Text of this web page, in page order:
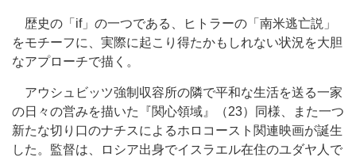
歴史の「if」の一つである、ヒトラーの「南米逃亡説」
をモチーフに、実際に起こり得たかもしれない状況を大胆
なアプローチで描く。
アウシュビッツ強制収容所の隣で平和な生活を送る一家
の日々の営みを描いた『関心領域』（23）同様、また一つ
新たな切り口のナチスによるホロコースト関連映画が誕生
した。監督は、ロシア出身でイスラエル在住のユダヤ人で